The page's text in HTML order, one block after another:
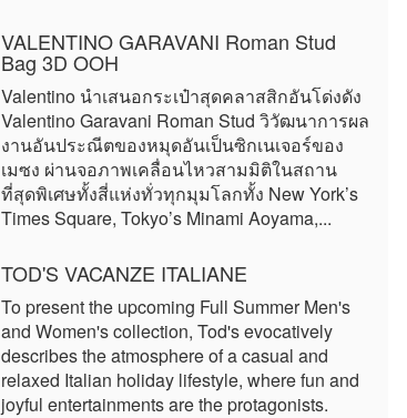
VALENTINO GARAVANI Roman Stud
Bag 3D OOH
Valentino นำเสนอกระเป๋าสุดคลาสสิกอันโด่งดัง
Valentino Garavani Roman Stud วิวัฒนาการผล
งานอันประณีตของหมุดอันเป็นซิกเนเจอร์ของ
เมซง ผ่านจอภาพเคลื่อนไหวสามมิติในสถาน
ที่สุดพิเศษทั้งสี่แห่งทั่วทุกมุมโลกทั้ง New York’s
Times Square, Tokyo’s Minami Aoyama,...
TOD'S VACANZE ITALIANE
To present the upcoming Full Summer Men's
and Women's collection, Tod's evocatively
describes the atmosphere of a casual and
relaxed Italian holiday lifestyle, where fun and
joyful entertainments are the protagonists.